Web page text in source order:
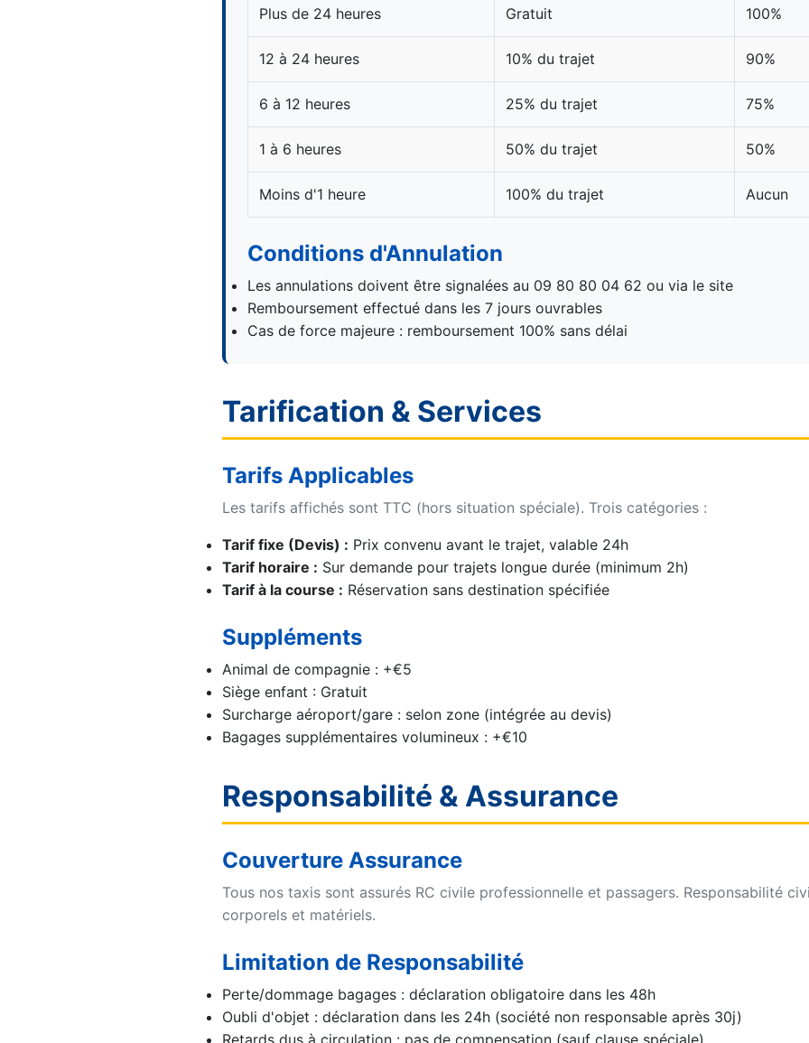
Plus de 24 heures Gratuit 100%
12 à 24 heures 10% du trajet 90%
6 à 12 heures 25% du trajet 75%
1 à 6 heures 50% du trajet 50%
Moins d'1 heure 100% du trajet Aucun
Conditions d'Annulation
Les annulations doivent être signalées au 09 80 80 04 62 ou via le site
Remboursement effectué dans les 7 jours ouvrables
Cas de force majeure : remboursement 100% sans délai
Tarification & Services
Tarifs Applicables
Les tarifs affichés sont TTC (hors situation spéciale). Trois catégories :
Tarif fixe (Devis) : Prix convenu avant le trajet, valable 24h
Tarif horaire : Sur demande pour trajets longue durée (minimum 2h)
Tarif à la course : Réservation sans destination spécifiée
Suppléments
Animal de compagnie : +€5
Siège enfant : Gratuit
Surcharge aéroport/gare : selon zone (intégrée au devis)
Bagages supplémentaires volumineux : +€10
Responsabilité & Assurance
Couverture Assurance
Tous nos taxis sont assurés RC civile professionnelle et passagers. Responsabilité
corporels et matériels.
Limitation de Responsabilité
Perte/dommage bagages : déclaration obligatoire dans les 48h
Oubli d'objet : déclaration dans les 24h (société non responsable après 30j)
Retards dus à circulation : pas de compensation (sauf clause spéciale)